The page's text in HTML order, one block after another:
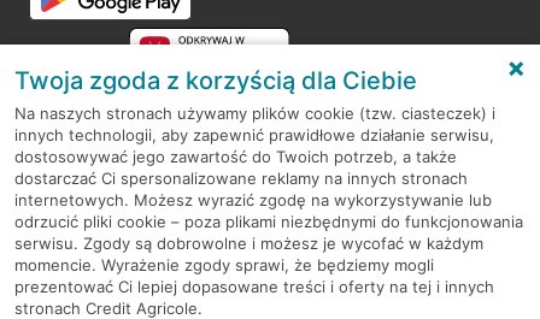
RODO
Regulamin serwisu
Mapa serwisu
PolitykaCookies
Twoja zgoda z korzyścią dla Ciebie
Na naszych stronach używamy plików cookie (tzw. ciasteczek) i
innych technologii, aby zapewnić prawidłowe działanie serwisu,
dostosowywać jego zawartość do Twoich potrzeb, a także
dostarczać Ci spersonalizowane reklamy na innych stronach
internetowych. Możesz wyrazić zgodę na wykorzystywanie lub
odrzucić pliki cookie – poza plikami niezbędnymi do funkcjonowania
serwisu. Zgody są dobrowolne i możesz je wycofać w każdym
momencie. Wyrażenie zgody sprawi, że będziemy mogli
prezentować Ci lepiej dopasowane treści i oferty na tej i innych
stronach Credit Agricole.